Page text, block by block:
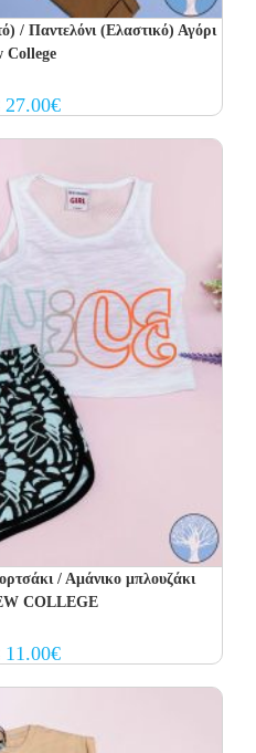
/ Παντελόνι (Ελαστικό) Αγόρι
College
Original
price
27.00€Current
price
/ Αμάνικο μπλουζάκι
COLLEGE
Original
price
11.00€Current
price